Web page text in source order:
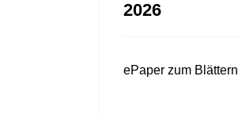
2026
ePaper zum Blättern